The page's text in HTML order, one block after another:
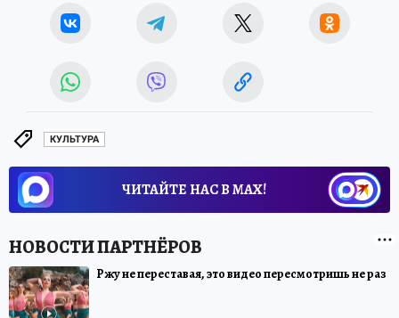
КУЛЬТУРА
ЧИТАЙТЕ НАС В МАХ!
Ржу не переставая, это видео пересмотришь не раз